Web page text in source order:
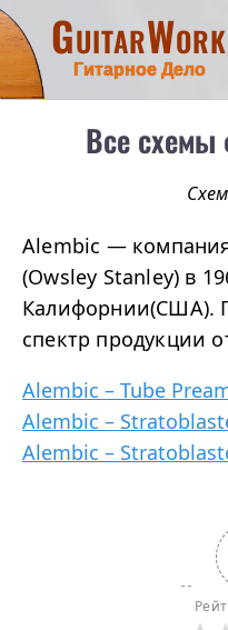
GuitarWork
Гитарное Дело
Все
Alembic —
(Owsley Stanley) в
Калифорнии(США).
спектр продукции
Alembic – Tube
Alembic –
Alembic –